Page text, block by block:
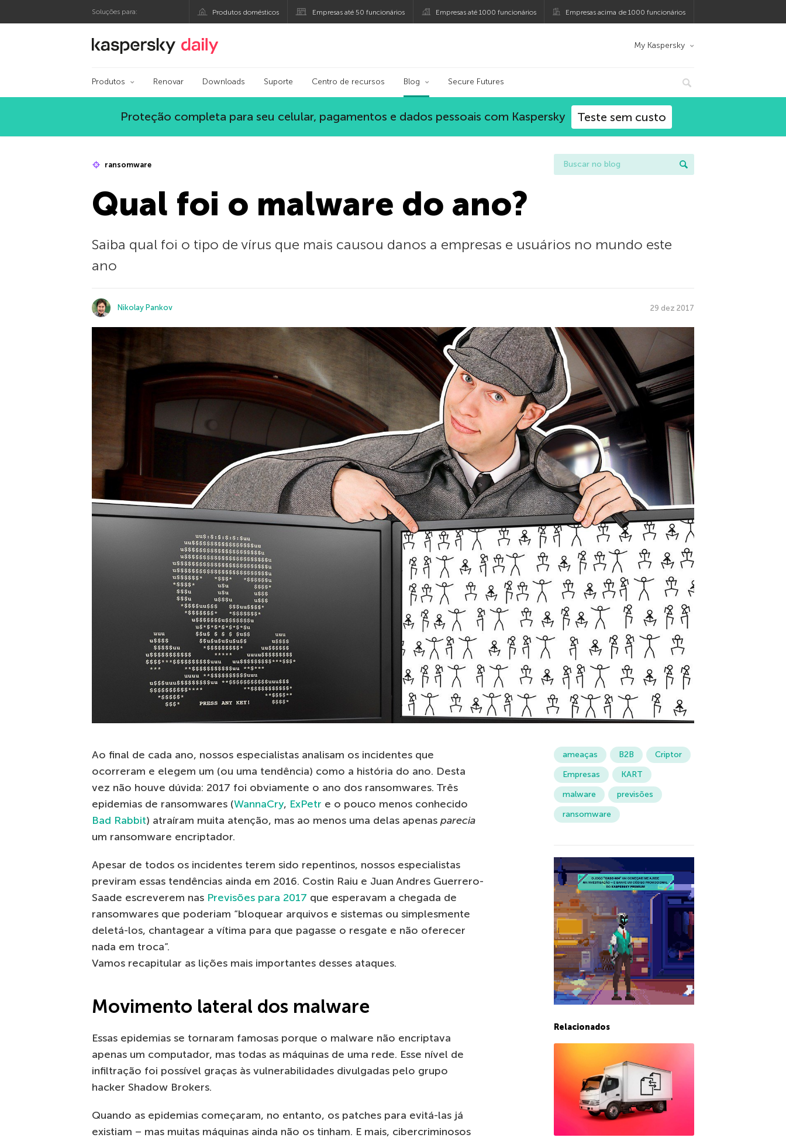
Soluções para: Produtos domésticos Empresas até 50 funcionários Empresas até 1000 funcionários Empresas acima de 1000 funcionários
Blog oficial da Kaspersky My Kaspersky
Produtos Renovar Downloads Suporte Centro de recursos Blog Secure Futures
Proteção completa para seu celular, pagamentos e dados pessoais com Kaspersky Teste sem custo
ransomware
Qual foi o malware do ano?
Saiba qual foi o tipo de vírus que mais causou danos a empresas e usuários no mundo este
ano
Nikolay Pankov 29 dez 2017
Ao final de cada ano, nossos especialistas analisam os incidentes que
ocorreram e elegem um (ou uma tendência) como a história do ano. Desta
vez não houve dúvida: 2017 foi obviamente o ano dos ransomwares. Três
epidemias de ransomwares (WannaCry, ExPetr e o pouco menos conhecido
Bad Rabbit) atraíram muita atenção, mas ao menos uma delas apenas parecia
um ransomware encriptador.
Apesar de todos os incidentes terem sido repentinos, nossos especialistas
previram essas tendências ainda em 2016. Costin Raiu e Juan Andres Guerrero-
Saade escreverem nas Previsões para 2017 que esperavam a chegada de
ransomwares que poderiam “bloquear arquivos e sistemas ou simplesmente
deletá-los, chantagear a vítima para que pagasse o resgate e não oferecer
nada em troca”.
Vamos recapitular as lições mais importantes desses ataques.
Movimento lateral dos malware
Essas epidemias se tornaram famosas porque o malware não encriptava
apenas um computador, mas todas as máquinas de uma rede. Esse nível de
infiltração foi possível graças às vulnerabilidades divulgadas pelo grupo
hacker Shadow Brokers.
Quando as epidemias começaram, no entanto, os patches para evitá-las já
existiam – mas muitas máquinas ainda não os tinham. E mais, cibercriminosos
ameaças B2B
Criptor
Empresas
KART
malware
previsões
ransomware
Relacionados